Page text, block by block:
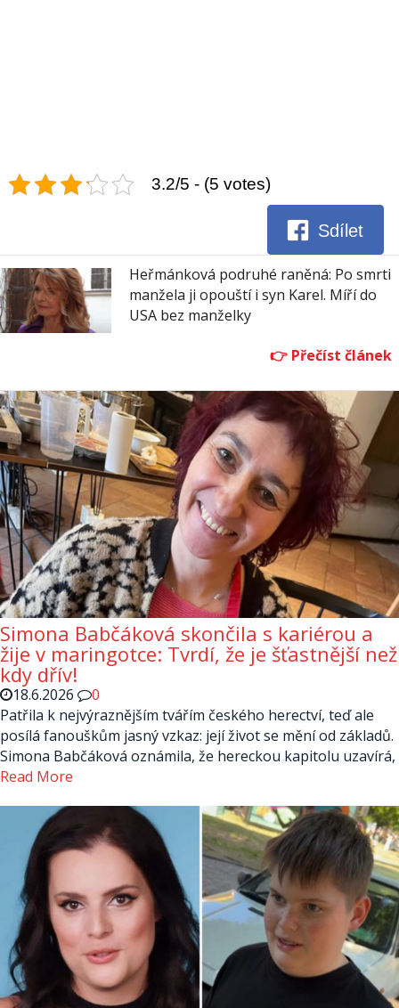
3.2/5 - (5 votes)
Sdílet
Heřmánková podruhé raněná: Po smrti
manžela ji opouští i syn Karel. Míří do
USA bez manželky
Simona Babčáková skončila s kariérou a
žije v maringotce: Tvrdí, že je šťastnější než
kdy dřív!
18.6.2026
0
Patřila k nejvýraznějším tvářím českého herectví, teď ale
posílá fanouškům jasný vzkaz: její život se mění od základů.
Simona Babčáková oznámila, že hereckou kapitolu uzavírá,
Read More